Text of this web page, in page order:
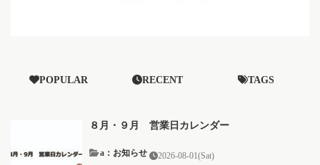
POPULAR RECENT TAGS
８月・９月 営業日カレンダー
a：お知らせ 2026-08-01(Sat)